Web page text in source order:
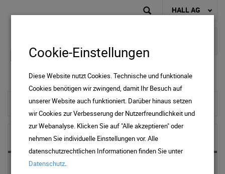
HALL AG
zur Startseite
NEWS & MEDIA
News 2025
Cookie-Einstellungen
Diese Website nutzt Cookies. Technische und funktionale
Cookies benötigen wir zwingend, damit Ihr Besuch auf
unserer Website auch funktioniert. Darüber hinaus setzen
wir Cookies zur Verbesserung der Nutzerfreundlichkeit und
zur Webanalyse. Klicken Sie auf "Alle akzeptieren" oder
nehmen Sie individuelle Einstellungen vor. Alle
datenschutzrechtlichen Informationen finden Sie unter
Datenschutz.